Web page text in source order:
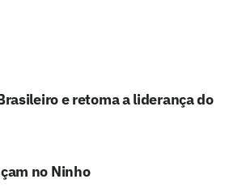
e retoma a liderança do
no Ninho